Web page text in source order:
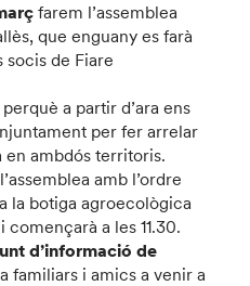
farem l’assemblea
que enguany es farà
de Fiare
a partir d’ara ens
per fer arrelar
en ambdós territoris.
amb l’ordre
la botiga agroecològica
començarà a les 11.30.
d’informació de
familiars i amics a venir a